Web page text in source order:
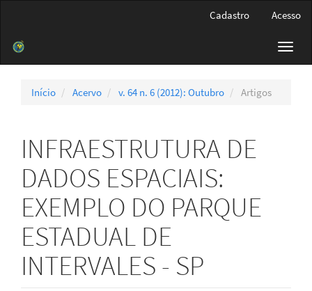
Barra
Cadastro Acesso
Início Acervo v. 64 n. 6 (2012): Outubro Artigos
INFRAESTRUTURA DE
DADOS ESPACIAIS:
EXEMPLO DO PARQUE
ESTADUAL DE
INTERVALES - SP